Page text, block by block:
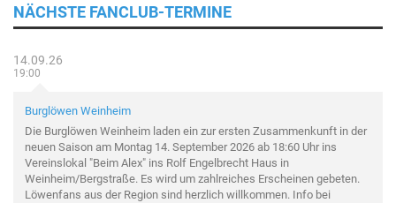
NÄCHSTE FANCLUB-TERMINE
14.09.26
19:00
Burglöwen Weinheim
Die Burglöwen Weinheim laden ein zur ersten Zusammenkunft in der
neuen Saison am Montag 14. September 2026 ab 18:60 Uhr ins
Vereinslokal "Beim Alex" ins Rolf Engelbrecht Haus in
Weinheim/Bergstraße. Es wird um zahlreiches Erscheinen gebeten.
Löwenfans aus der Region sind herzlich willkommen. Info bei